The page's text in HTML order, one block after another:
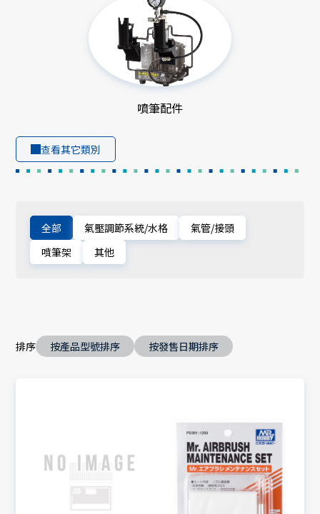
噴筆配件
查看其它類別
全部 氣壓調節系統/水格
氣管/接頭
噴筆架
其他
排序 按產品型號排序 按發售日期排序